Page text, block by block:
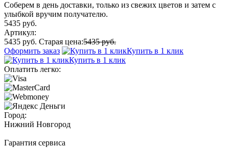
Соберем в день доставки, только из свежих цветов и затем с
улыбкой вручим получателю.
5435 руб.
Артикул:
5435 руб. Старая цена:5435 руб.
Оформить заказ
Купить в 1 клик
Купить в 1 клик
Оплатить легко:
Город:
Нижний Новгород
Гарантия сервиса